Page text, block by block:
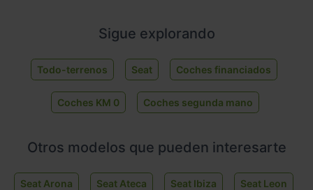
Sigue explorando
Todo-terrenos Seat Coches financiados
Coches KM 0 Coches segunda mano
Otros modelos que pueden interesarte
Seat Arona Seat Ateca Seat Ibiza Seat Leon